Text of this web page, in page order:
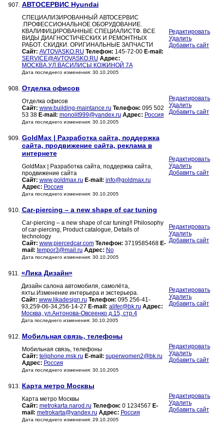
907. АВТОСЕРВИС Hyundai
СПЕЦИАЛИЗИРОВАННЫЙ АВТОСЕРВИC
.ПРОФЕССИОНАЛЬНОЕ ОБОРУДОВАНИЕ.
КВАЛИФИЦИРОВАННЫЕ СПЕЦИАЛИСТФ. ВСЕ
ВИДЫ ДИАГНОСТИЧЕСКИХ И РЕМОНТНЫХ
РАБОТ. СКИДКИ. ОРИГИНАЛЬНЫЕ ЗАПЧАСТИ
Сайт: AVTOVASKO.RU Телефон: 145-72-00 E-mail:
SERVICE@AVTOVASKO.RU Адрес:
МОСКВА.УЛ.ВАСИЛИСЫ КОЖИНОЙ 7А
Дата последнего изменения: 30.10.2005
Редактировать
Удалить
Добавить сайт
908. Отделка офисов
Отделка офисов
Сайт: www.building-maintance.ru Телефон: 095 502
53 38 E-mail: monolit999@yandex.ru Адрес: Россия
Дата последнего изменения: 30.10.2005
Редактировать
Удалить
Добавить сайт
909. GoldMax | Разработка сайта, поддержка
сайта, продвижение сайта, реклама в
интернете
GoldMax | Разработка сайта, поддержка сайта,
продвижение сайта
Сайт: www.goldmax.ru E-mail: info@goldmax.ru
Адрес: Россия
Дата последнего изменения: 30.10.2005
Редактировать
Удалить
Добавить сайт
910. Car-piercing – a new shape of car tuning
Car-piercing – a new shape of car tuning!! Philosophy
of car-piercing, Product catalogue, Details of
technology
Сайт: www.piercedcar.com Телефон: 3719585468 E-
mail: tempor3@mail.ru Адрес: No
Дата последнего изменения: 30.10.2005
Редактировать
Удалить
Добавить сайт
911. «Лика Дизайн»
Дизайн салона автомобиля, самолёта,
яхты.Изменение интерьера и экстерьера.
Сайт: www.likadesign.ru Телефон: 095 256-41-
93,259-06-34,256-14-27 E-mail: alifer@bk.ru Адрес:
Москва, ул.Антонова-Овсеенко д.15, стр.4
Дата последнего изменения: 30.10.2005
Редактировать
Удалить
Добавить сайт
912. Мобильная связь, телефоны
Мобильная связь, телефоны
Сайт: teliphone.msk.ru E-mail: superwomen2@bk.ru
Адрес: Россия
Дата последнего изменения: 30.10.2005
Редактировать
Удалить
Добавить сайт
913. Карта метро Москвы
Карта метро Москвы
Сайт: metrokarta.narod.ru Телефон: 0 1234567 E-
mail: metrokarta@yandex.ru Адрес: Россия
Дата последнего изменения: 29.10.2005
Редактировать
Удалить
Добавить сайт